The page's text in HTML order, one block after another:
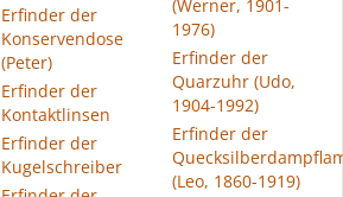
Erfinder der
Konservendose
(Peter)
Erfinder der
Kontaktlinsen
Erfinder der
Kugelschreiber
(Werner, 1901-
1976)
Erfinder der
Quarzuhr (Udo,
1904-1992)
Erfinder der
(Leo, 1860-1919)